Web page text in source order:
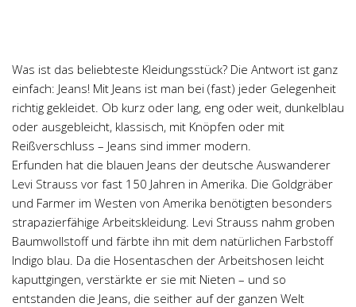
Ekonomie
Fyzika
Informatika
Jazyky
Management
Marketing
Němčina
Občanská nauka
Was ist das beliebteste Kleidungsstück? Die Antwort ist ganz
einfach: Jeans! Mit Jeans ist man bei (fast) jeder Gelegenheit
richtig gekleidet. Ob kurz oder lang, eng oder weit, dunkelblau
oder ausgebleicht, klassisch, mit Knöpfen oder mit
Reißverschluss – Jeans sind immer modern.
Erfunden hat die blauen Jeans der deutsche Auswanderer
Levi Strauss vor fast 150 Jahren in Amerika. Die Goldgräber
und Farmer im Westen von Amerika benötigten besonders
strapazierfähige Arbeitskleidung. Levi Strauss nahm groben
Baumwollstoff und färbte ihn mit dem natürlichen Farbstoff
Indigo blau. Da die Hosentaschen der Arbeitshosen leicht
kaputtgingen, verstärkte er sie mit Nieten – und so
entstanden die Jeans, die seither auf der ganzen Welt